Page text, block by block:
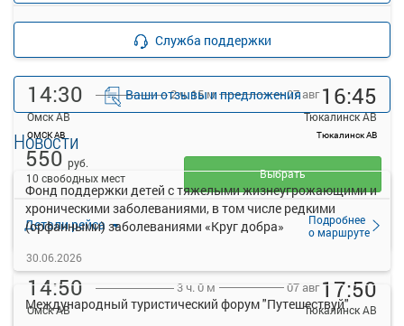
Подробнее
14:30
Омск АВ
ОМСК АВ
2 ч. 15 м 07 авг 16:45
Тюкалинск АВ
Тюкалинск АВ
Детали рейса
Подробнее
о маршруте
550 руб.
10 свободных мест
Выбрать
14:50
Омск АВ
3 ч. 0 м 07 авг 17:50
Тюкалинск АВ
Служба поддержки
Ваши отзывы и предложения
Новости
Фонд поддержки детей с тяжелыми жизнеугрожающими и
хроническими заболеваниями, в том числе редкими
(орфанными) заболеваниями «Круг добра»
30.06.2026
Международный туристический форум "Путешествуй"